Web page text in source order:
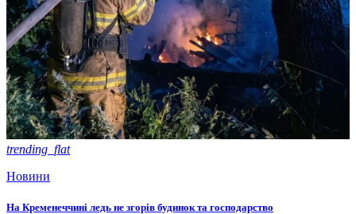
trending_flat
Новини
На Кременеччині ледь не згорів будинок та господарство